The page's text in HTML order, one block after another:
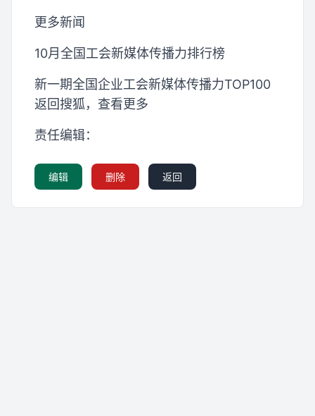
更多新闻
10月全国工会新媒体传播力排行榜
新一期全国企业工会新媒体传播力TOP100
返回搜狐，查看更多
责任编辑：
编辑 删除 返回